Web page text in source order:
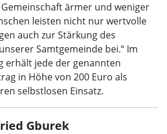
ärmer und weniger
leisten nicht nur wertvolle
auch zur Stärkung des
Samtgemeinde bei.“ Im
erhält jede der genannten
in Höhe von 200 Euro als
selbstlosen Einsatz.
Gburek